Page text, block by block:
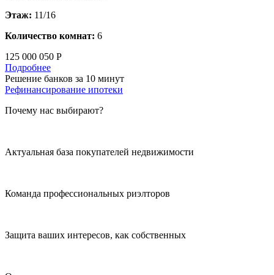
Этаж: 11/16
Количество комнат: 6
125 000 050 Р
Подробнее
Решение банков за 10 минут
Рефинансирование ипотеки
Почему нас выбирают?
Актуальная база покупателей недвижимости
Команда профессиональных риэлторов
Защита ваших интересов, как собственных